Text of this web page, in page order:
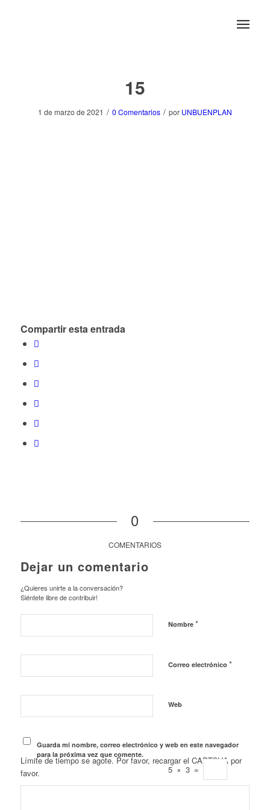
15
1 de marzo de 2021 / 0 Comentarios / por UNBUENPLAN
Compartir esta entrada
0
COMENTARIOS
Dejar un comentario
¿Quieres unirte a la conversación?
Siéntete libre de contribuir!
Nombre *
Correo electrónico *
Web
Guarda mi nombre, correo electrónico y web en este navegador
para la próxima vez que comente.
Límite de tiempo se agote. Por favor, recargar el CAPTCHA por
favor.
5 × 3 =